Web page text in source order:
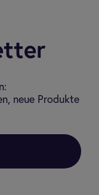
neue Produkte